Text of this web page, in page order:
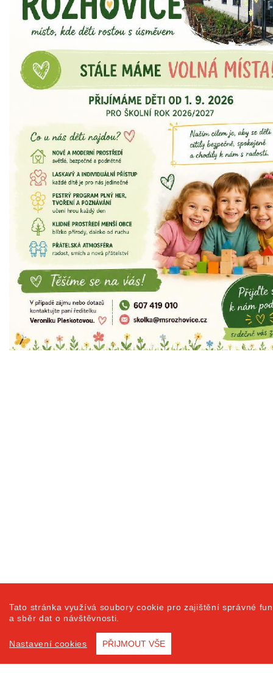
Tato stránka využívá soubory cookie pro zajištění správné
a sběr dat o návštěvnosti.
Nastavení cookies PŘIJMOUT VŠE